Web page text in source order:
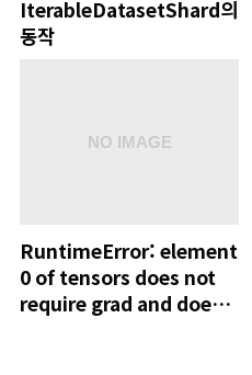
IterableDatasetShard의
동작
RuntimeError: element
0 of tensors does not
require grad and does